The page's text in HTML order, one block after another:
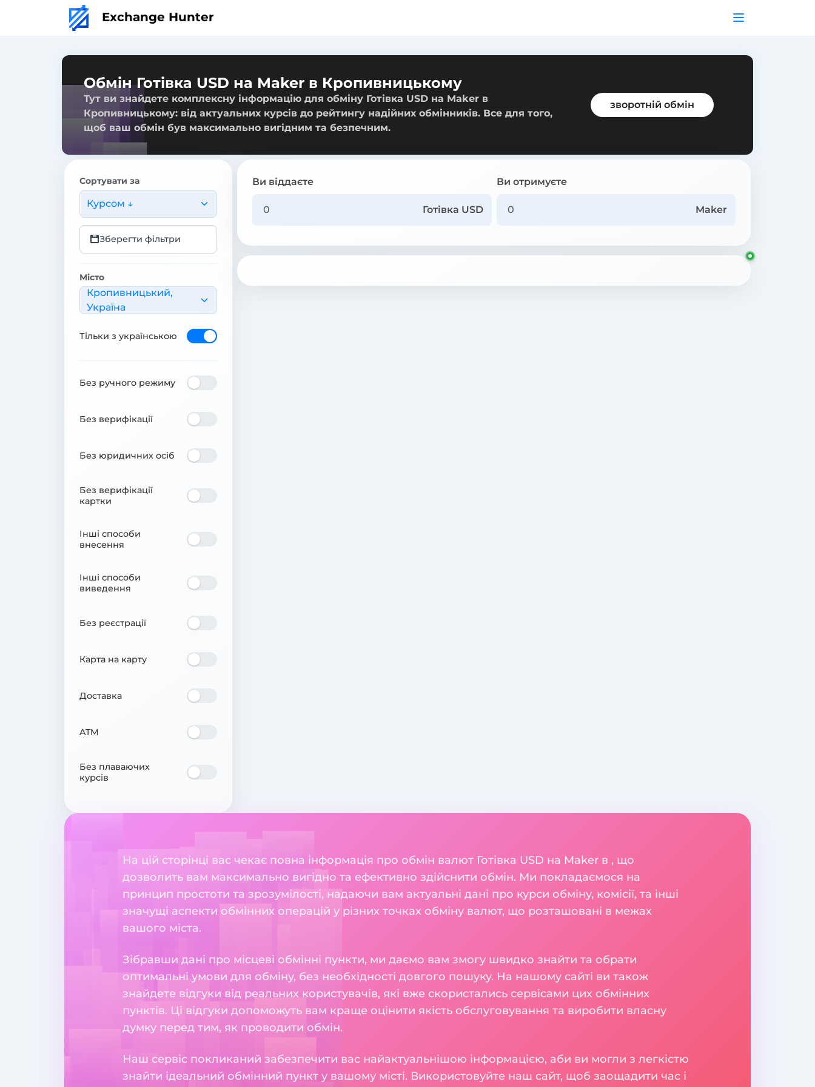
Exchange Hunter
Обмін Готівка USD на Maker в Кропивницькому
Тут ви знайдете комплексну інформацію для обміну Готівка USD на Maker в
Кропивницькому: від актуальних курсів до рейтингу надійних обмінників. Все для того,
щоб ваш обмін був максимально вигідним та безпечним.
зворотній обмін
Сортувати за
Курсом ↓
Зберегти фільтри
Місто
Кропивницький,
Україна
Тільки з українською
Без ручного режиму
Без верифікації
Без юридичних осіб
Без верифікації
картки
Інші способи
внесення
Інші способи
виведення
Без реєстрації
Карта на карту
Доставка
ATM
Без плаваючих
курсів
Ви віддаєте
Готівка USD
Ви отримуєте
Maker
На цій сторінці вас чекає повна інформація про обмін валют Готівка USD на Maker в , що
дозволить вам максимально вигідно та ефективно здійснити обмін. Ми покладаємося на
принцип простоти та зрозумілості, надаючи вам актуальні дані про курси обміну, комісії, та інші
значущі аспекти обмінних операцій у різних точках обміну валют, що розташовані в межах
вашого міста.
Зібравши дані про місцеві обмінні пункти, ми даємо вам змогу швидко знайти та обрати
оптимальні умови для обміну, без необхідності довгого пошуку. На нашому сайті ви також
знайдете відгуки від реальних користувачів, які вже скористались сервісами цих обмінних
пунктів. Ці відгуки допоможуть вам краще оцінити якість обслуговування та виробити власну
думку перед тим, як проводити обмін.
Наш сервіс покликаний забезпечити вас найактуальнішою інформацією, аби ви могли з легкістю
знайти ідеальний обмінний пункт у вашому місті. Використовуйте наш сайт, щоб заощадити час і